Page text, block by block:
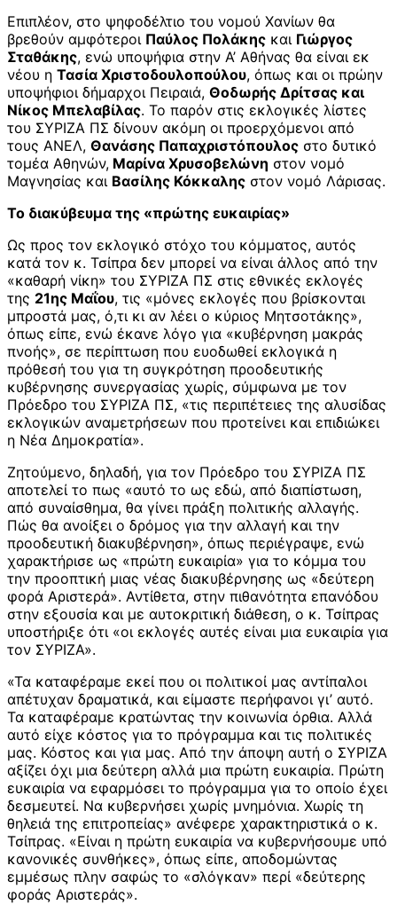
Επιπλέον, στο ψηφοδέλτιο του νομού Χανίων θα
βρεθούν αμφότεροι Παύλος Πολάκης και Γιώργος
Σταθάκης, ενώ υποψήφια στην Α’ Αθήνας θα είναι εκ
νέου η Τασία Χριστοδουλοπούλου, όπως και οι πρώην
υποψήφιοι δήμαρχοι Πειραιά, Θοδωρής Δρίτσας και
Νίκος Μπελαβίλας. Το παρόν στις εκλογικές λίστες
του ΣΥΡΙΖΑ ΠΣ δίνουν ακόμη οι προερχόμενοι από
τους ΑΝΕΛ, Θανάσης Παπαχριστόπουλος στο δυτικό
τομέα Αθηνών, Μαρίνα Χρυσοβελώνη στον νομό
Μαγνησίας και Βασίλης Κόκκαλης στον νομό Λάρισας.
Το διακύβευμα της «πρώτης ευκαιρίας»
Ως προς τον εκλογικό στόχο του κόμματος, αυτός
κατά τον κ. Τσίπρα δεν μπορεί να είναι άλλος από την
«καθαρή νίκη» του ΣΥΡΙΖΑ ΠΣ στις εθνικές εκλογές
της 21ης Μαΐου, τις «μόνες εκλογές που βρίσκονται
μπροστά μας, ό,τι κι αν λέει ο κύριος Μητσοτάκης»,
όπως είπε, ενώ έκανε λόγο για «κυβέρνηση μακράς
πνοής», σε περίπτωση που ευοδωθεί εκλογικά η
πρόθεσή του για τη συγκρότηση προοδευτικής
κυβέρνησης συνεργασίας χωρίς, σύμφωνα με τον
Πρόεδρο του ΣΥΡΙΖΑ ΠΣ, «τις περιπέτειες της αλυσίδας
εκλογικών αναμετρήσεων που προτείνει και επιδιώκει
η Νέα Δημοκρατία».
Ζητούμενο, δηλαδή, για τον Πρόεδρο του ΣΥΡΙΖΑ ΠΣ
αποτελεί το πως «αυτό το ως εδώ, από διαπίστωση,
από συναίσθημα, θα γίνει πράξη πολιτικής αλλαγής.
Πώς θα ανοίξει ο δρόμος για την αλλαγή και την
προοδευτική διακυβέρνηση», όπως περιέγραψε, ενώ
χαρακτήρισε ως «πρώτη ευκαιρία» για το κόμμα του
την προοπτική μιας νέας διακυβέρνησης ως «δεύτερη
φορά Αριστερά». Αντίθετα, στην πιθανότητα επανόδου
στην εξουσία και με αυτοκριτική διάθεση, ο κ. Τσίπρας
υποστήριξε ότι «οι εκλογές αυτές είναι μια ευκαιρία για
τον ΣΥΡΙΖΑ».
«Τα καταφέραμε εκεί που οι πολιτικοί μας αντίπαλοι
απέτυχαν δραματικά, και είμαστε περήφανοι γι’ αυτό.
Τα καταφέραμε κρατώντας την κοινωνία όρθια. Αλλά
αυτό είχε κόστος για το πρόγραμμα και τις πολιτικές
μας. Κόστος και για μας. Από την άποψη αυτή ο ΣΥΡΙΖΑ
αξίζει όχι μια δεύτερη αλλά μια πρώτη ευκαιρία. Πρώτη
ευκαιρία να εφαρμόσει το πρόγραμμα για το οποίο έχει
δεσμευτεί. Να κυβερνήσει χωρίς μνημόνια. Χωρίς τη
θηλειά της επιτροπείας» ανέφερε χαρακτηριστικά ο κ.
Τσίπρας. «Είναι η πρώτη ευκαιρία να κυβερνήσουμε υπό
κανονικές συνθήκες», όπως είπε, αποδομώντας
εμμέσως πλην σαφώς το «σλόγκαν» περί «δεύτερης
φοράς Αριστεράς».